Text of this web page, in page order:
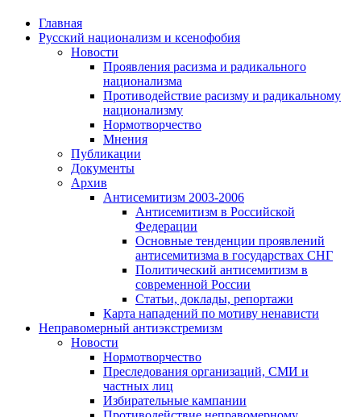
Главная
Русский национализм и ксенофобия
Новости
Проявления расизма и радикального
национализма
Противодействие расизму и радикальному
национализму
Нормотворчество
Мнения
Публикации
Документы
Архив
Антисемитизм 2003-2006
Антисемитизм в Российской
Федерации
Основные тенденции проявлений
антисемитизма в государствах СНГ
Политический антисемитизм в
современной России
Статьи, доклады, репортажи
Карта нападений по мотиву ненависти
Неправомерный антиэкстремизм
Новости
Нормотворчество
Преследования организаций, СМИ и
частных лиц
Избирательные кампании